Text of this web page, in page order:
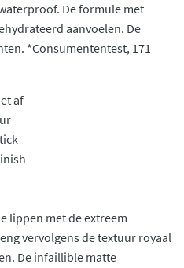
De formule met
aanvoelen. De
*Consumententest, 171
af
lippen met de extreem
vervolgens de textuur royaal
De infaillible matte